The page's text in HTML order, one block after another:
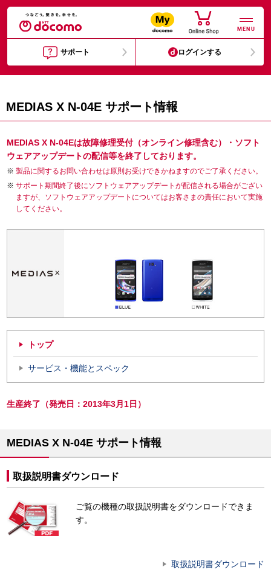
MENU
サポート ログインする
MEDIAS X N-04E サポート情報
MEDIAS X N-04Eは故障修理受付（オンライン修理含む）・ソフト
ウェアアップデートの配信等を終了しております。
製品に関するお問い合わせは原則お受けできかねますのでご了承ください。
サポート期間終了後にソフトウェアアップデートが配信される場合がござい
ますが、ソフトウェアアップデートについてはお客さまの責任において実施
してください。
トップ
サービス・機能とスペック
生産終了（発売日：2013年3月1日）
MEDIAS X N-04E サポート情報
取扱説明書ダウンロード
ご覧の機種の取扱説明書をダウンロードできま
す。
取扱説明書ダウンロード